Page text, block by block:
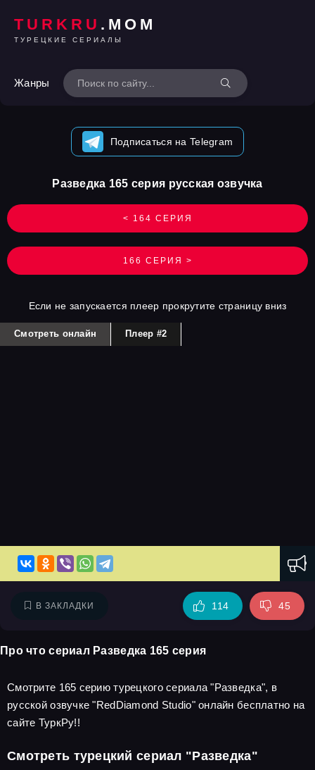
TURKRU .MOM
ТУРЕЦКИЕ СЕРИАЛЫ
Жанры
Подписаться на Telegram
< 164 СЕРИЯ
Разведка 165 серия русская озвучка
166 СЕРИЯ >
Если не запускается плеер прокрутите страницу вниз
Смотреть онлайн Плеер #2
В ЗАКЛАДКИ 114 45
Про что сериал Разведка 165 серия
Смотрите 165 серию турецкого сериала "Разведка", в
русской озвучке "RedDiamond Studio" онлайн бесплатно на
сайте ТуркРу!!
Смотреть турецкий сериал "Разведка"